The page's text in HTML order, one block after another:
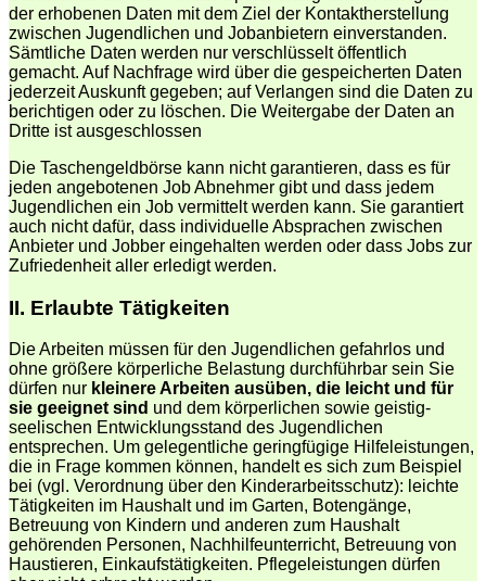
der erhobenen Daten mit dem Ziel der Kontaktherstellung
zwischen Jugendlichen und Jobanbietern einverstanden.
Sämtliche Daten werden nur verschlüsselt öffentlich
gemacht. Auf Nachfrage wird über die gespeicherten Daten
jederzeit Auskunft gegeben; auf Verlangen sind die Daten zu
berichtigen oder zu löschen. Die Weitergabe der Daten an
Dritte ist ausgeschlossen
Die Taschengeldbörse kann nicht garantieren, dass es für
jeden angebotenen Job Abnehmer gibt und dass jedem
Jugendlichen ein Job vermittelt werden kann. Sie garantiert
auch nicht dafür, dass individuelle Absprachen zwischen
Anbieter und Jobber eingehalten werden oder dass Jobs zur
Zufriedenheit aller erledigt werden.
II. Erlaubte Tätigkeiten
Die Arbeiten müssen für den Jugendlichen gefahrlos und
ohne größere körperliche Belastung durchführbar sein Sie
dürfen nur kleinere Arbeiten ausüben, die leicht und für
sie geeignet sind und dem körperlichen sowie geistig-
seelischen Entwicklungsstand des Jugendlichen
entsprechen. Um gelegentliche geringfügige Hilfeleistungen,
die in Frage kommen können, handelt es sich zum Beispiel
bei (vgl. Verordnung über den Kinderarbeitsschutz): leichte
Tätigkeiten im Haushalt und im Garten, Botengänge,
Betreuung von Kindern und anderen zum Haushalt
gehörenden Personen, Nachhilfeunterricht, Betreuung von
Haustieren, Einkaufstätigkeiten. Pflegeleistungen dürfen